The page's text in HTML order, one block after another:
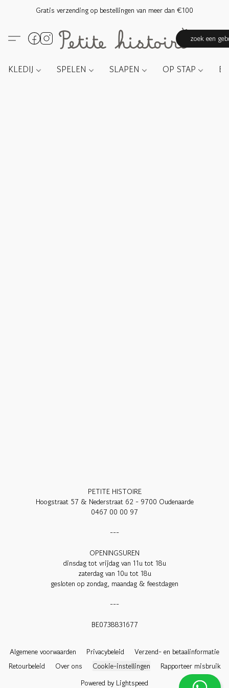
Gratis verzending op bestellingen van meer dan €100
zoek een
KLEDIJ SPELEN SLAPEN OP STAP
PETITE HISTOIRE
Hoogstraat 57 & Nederstraat 62 - 9700 Oudenaarde
0467 00 00 97
---
OPENINGSUREN
dinsdag tot vrijdag van 11u tot 18u
zaterdag van 10u tot 18u
gesloten op zondag, maandag & feestdagen
---
BE0738831677
Algemene voorwaarden Privacybeleid
Verzend- en betaalinformatie
Retourbeleid
Over ons Cookie-instellingen
Rapporteer misbruik
Powered by Lightspeed